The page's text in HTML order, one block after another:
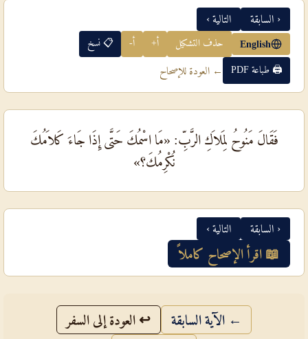
‹ السابقة التالية ›
English حذف التشكيل أ+ أ- 📋 نسخ
🖨 طباعة PDF ← العودة للإصحاح
فَقَالَ مَنُوحُ لِمَلاَكِ الرَّبِّ: «مَا اسْمُكَ حَتَّى إِذَا جَاءَ كَلاَمُكَ
نُكْرِمُكَ؟»
‹ السابقة التالية ›
📖 اقرأ الإصحاح كاملاً
← الآية السابقة ↩ العودة إلى السفر